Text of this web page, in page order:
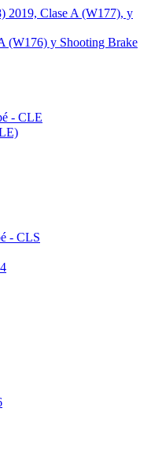
Clase A (W177), y
(W176) y Shooting Brake
- CLE
- CLS